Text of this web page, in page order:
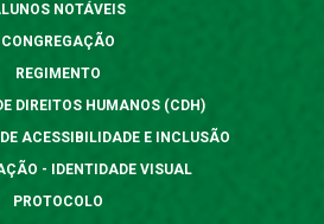
NOTÁVEIS
CONGREGAÇÃO
REGIMENTO
DIREITOS HUMANOS (CDH)
ACESSIBILIDADE E INCLUSÃO
- IDENTIDADE VISUAL
PROTOCOLO